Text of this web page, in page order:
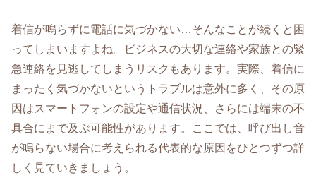
着信が鳴らずに電話に気づかない…そんなことが続くと困
ってしまいますよね。ビジネスの大切な連絡や家族との緊
急連絡を見逃してしまうリスクもあります。実際、着信に
まったく気づかないというトラブルは意外に多く、その原
因はスマートフォンの設定や通信状況、さらには端末の不
具合にまで及ぶ可能性があります。ここでは、呼び出し音
が鳴らない場合に考えられる代表的な原因をひとつずつ詳
しく見ていきましょう。